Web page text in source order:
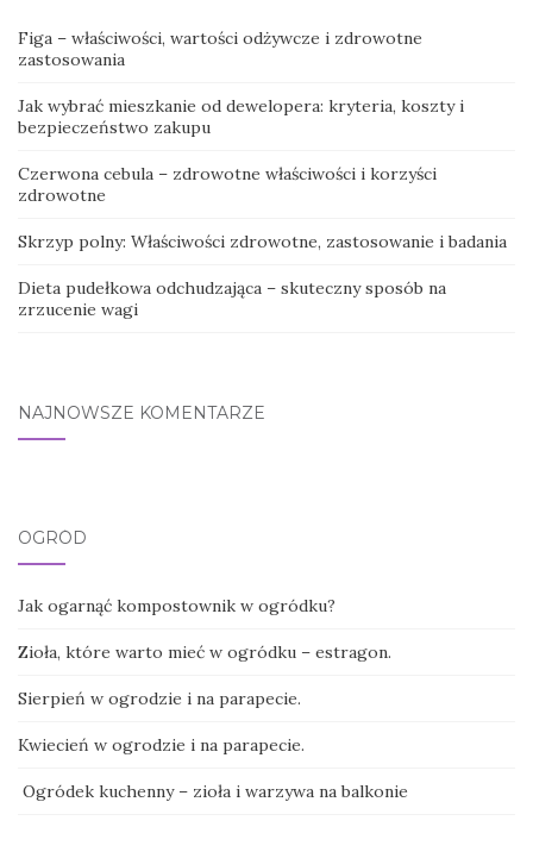
Figa – właściwości, wartości odżywcze i zdrowotne
zastosowania
Jak wybrać mieszkanie od dewelopera: kryteria, koszty i
bezpieczeństwo zakupu
Czerwona cebula – zdrowotne właściwości i korzyści
zdrowotne
Skrzyp polny: Właściwości zdrowotne, zastosowanie i badania
Dieta pudełkowa odchudzająca – skuteczny sposób na
zrzucenie wagi
NAJNOWSZE KOMENTARZE
OGRÓD
Jak ogarnąć kompostownik w ogródku?
Zioła, które warto mieć w ogródku – estragon.
Sierpień w ogrodzie i na parapecie.
Kwiecień w ogrodzie i na parapecie.
Ogródek kuchenny – zioła i warzywa na balkonie